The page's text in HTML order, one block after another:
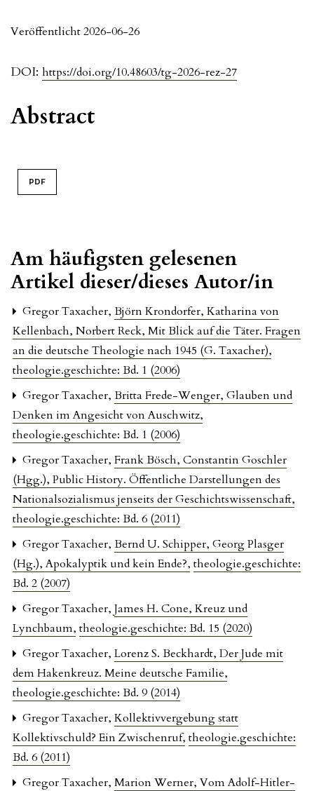
DOI: https://doi.org/10.48603/tg-2026-rez-27
Veröffentlicht 2026-06-26
Abstract
PDF
Am häufigsten gelesenen
Artikel dieser/dieses Autor/in
Gregor Taxacher, Björn Krondorfer, Katharina von
Kellenbach, Norbert Reck, Mit Blick auf die Täter. Fragen
an die deutsche Theologie nach 1945 (G. Taxacher),
theologie.geschichte: Bd. 1 (2006)
Gregor Taxacher, Britta Frede-Wenger, Glauben und
Denken im Angesicht von Auschwitz,
theologie.geschichte: Bd. 1 (2006)
Gregor Taxacher, Frank Bösch, Constantin Goschler
(Hgg.), Public History. Öffentliche Darstellungen des
Nationalsozialismus jenseits der Geschichtswissenschaft,
theologie.geschichte: Bd. 6 (2011)
Gregor Taxacher, Bernd U. Schipper, Georg Plasger
(Hg.), Apokalyptik und kein Ende?, theologie.geschichte:
Bd. 2 (2007)
Gregor Taxacher, James H. Cone, Kreuz und
Lynchbaum, theologie.geschichte: Bd. 15 (2020)
Gregor Taxacher, Lorenz S. Beckhardt, Der Jude mit
dem Hakenkreuz. Meine deutsche Familie,
theologie.geschichte: Bd. 9 (2014)
Gregor Taxacher, Kollektivvergebung statt
Kollektivschuld? Ein Zwischenruf, theologie.geschichte:
Bd. 6 (2011)
Gregor Taxacher, Marion Werner, Vom Adolf-Hitler-